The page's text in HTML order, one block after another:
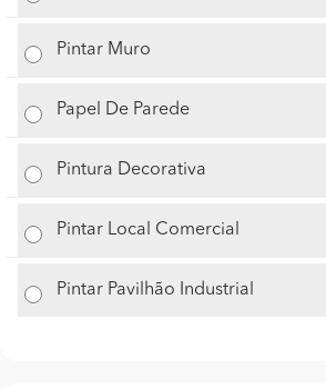
Pintar Muro
Papel De Parede
Pintura Decorativa
Pintar Local Comercial
Pintar Pavilhão Industrial